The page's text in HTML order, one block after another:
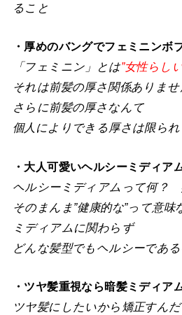
ること
・厚めのバングでフェミニンボ
「フェミニン」とは”女性らし
それは前髪の厚さ関係ありませ
さらに前髪の厚さなんて
個人によりできる厚さは限ら
・大人可愛いヘルシーミディア
ヘルシーミディアムって何？
そのまんま”健康的な”って意味
ミディアムに関わらず
どんな髪型でもヘルシーであ
・ツヤ髪重視なら暗髪ミディア
ツヤ髪にしたいから矯正すん